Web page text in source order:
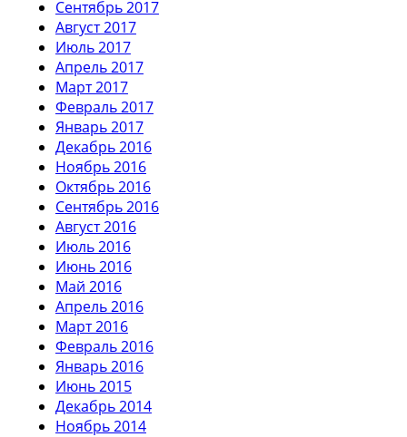
Сентябрь 2017
Август 2017
Июль 2017
Апрель 2017
Март 2017
Февраль 2017
Январь 2017
Декабрь 2016
Ноябрь 2016
Октябрь 2016
Сентябрь 2016
Август 2016
Июль 2016
Июнь 2016
Май 2016
Апрель 2016
Март 2016
Февраль 2016
Январь 2016
Июнь 2015
Декабрь 2014
Ноябрь 2014